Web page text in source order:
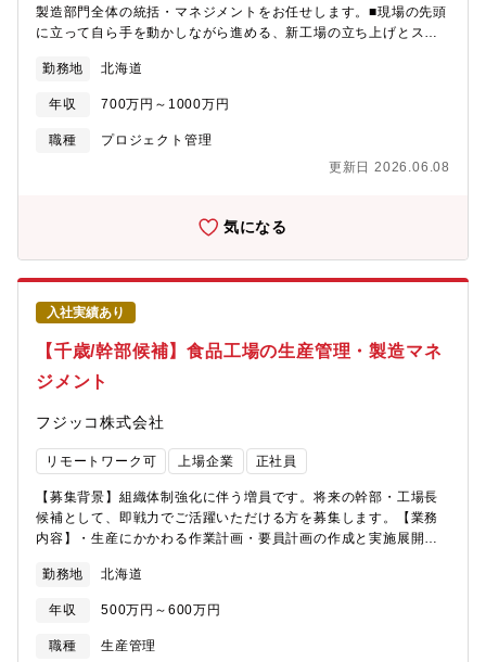
製造部門全体の統括・マネジメントをお任せします。■現場の先頭
に立って自ら手を動かしながら進める、新工場の立ち上げとスム
を見せながらのスタッフ育成および目標管理■工場全体の安全性、
品質、生産効率向上に関するルール・仕組みの策定と運用■現場ス
タッフと共に実践する、継続的な製造原価の低減活動■蓄電池組立
工程における各種改善活動（安全性・品質）のリード■重大な不具
勤務地 北海道
年収 700万円～1000万円
職種
プロジェクト管理
更新日 2026.06.08
気になる
入社実績あり
【千歳/幹部候補】食品工場の生産管理・製造マネ
ジメント
フジッコ株式会社
リモートワーク可 上場企業 正社員
【募集背景】組織体制強化に伴う増員です。将来の幹部・工場長
候補として、即戦力でご活躍いただける方を募集します。【業務
内容】・生産にかかわる作業計画・要員計画の作成と実施展開・
（S:安全 Q:品質 C:コスト D:納期）・関連部署との調整業務（製
販管理など）【同ポジションの魅力】・基幹工場の製造現場で
「これがやりたい！」が実現できる環境です。・将来的に製造の
幹部・工場長を目指していただけます。・安心、安全な「食」の
勤務地 北海道
年収 500万円～600万円
職種
生産管理